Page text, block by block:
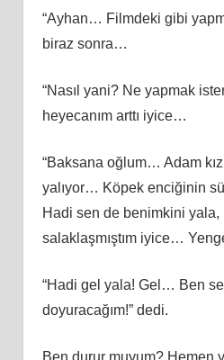
“Ayhan… Filmdeki gibi
biraz sonra…
“Nasıl yani? Ne yapmak
heyecanım arttı iyice…
“Baksana oğlum… Adam
yalıyor… Köpek enciğinin
Hadi sen de benimkini
salaklaşmıştım iyice…
“Hadi gel yala! Gel… Ben
doyuracağım!” dedi.
Ben durur muyum? Hemen